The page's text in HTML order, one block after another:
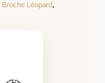
Broche Léopard,